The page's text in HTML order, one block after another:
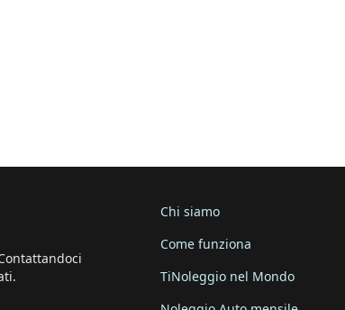
Chi siamo
Come funziona
TiNoleggio nel Mondo